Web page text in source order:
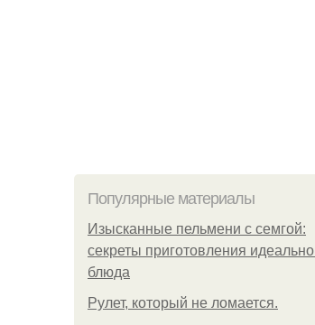
Популярные материалы
Изысканные пельмени с семгой:
секреты приготовления
блюда
Рулет, который не ломается.